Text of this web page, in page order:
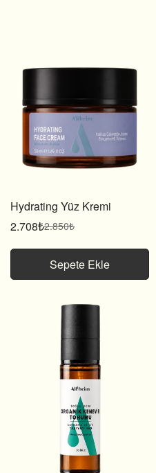
Hydrating Yüz Kremi
Satış
fiyatı
2.708₺
Normal
fiyat
2.850₺
Sepete Ekle